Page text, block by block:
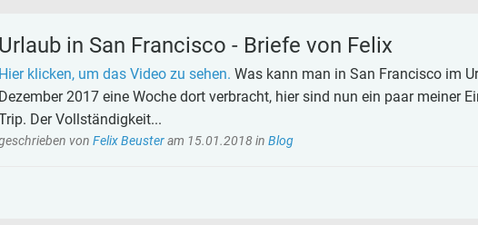
Urlaub in San Francisco - Briefe von Felix
Hier klicken, um das Video zu sehen. Was kann man in San Francisco im
Dezember 2017 eine Woche dort verbracht, hier sind nun ein paar meiner
Der Vollständigkeit...
vonFelix Beusteram 15.01.2018inBlog